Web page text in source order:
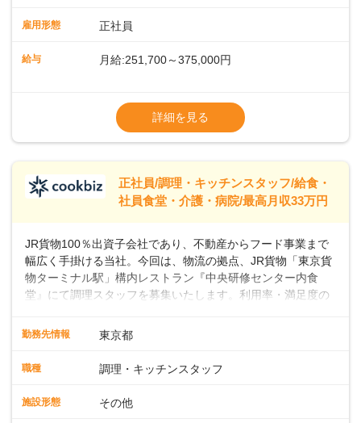
らず、テニスコートがピックルボールコートに改装されるな
たちと一緒に、新しいスタートを切りませんか？あなたのご
雇用形態 正社員
給与 月給:251,700～375,000円
▼給与改定（年1回)
▼決算賞与（年1回)
【手当】
▼残業手当（固定残業見合手当43,613円～／
▼深夜勤務手当（22:00〜25%UP）
▼交通費支給（上限月10万円)
詳細を見る
正社員/調理・キッチンスタッフ/給食・
社員食堂・介護・病院/最高月収33万円
JR貨物100％出資子会社であり、不動産からフード事業まで
幅広く手掛ける当社。今回は、物流の拠点、JR貨物「東京貨
物ターミナル駅」構内レストラン『中央研修センター内食
堂』にて調理スタッフを募集いたします。利用率・満足度の
う！＜まずは調理スタッフとして＞入社後、あなたには調理
ます。まずは当店の仕事の流れ・お店のルールを把握してく
す。 ■チームワークがカギ！当店での調理方法は、給食等の
ようにチームで一度に大人数分の調理を手がけていく集団調
勤務先情報 東京都
職種 調理・キッチンスタッフ
施設形態 その他